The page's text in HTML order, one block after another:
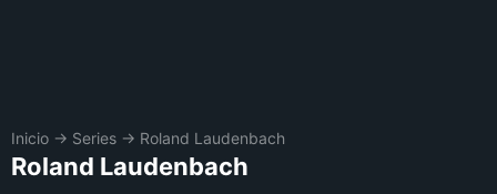
Inicio → Series → Roland Laudenbach
Roland Laudenbach